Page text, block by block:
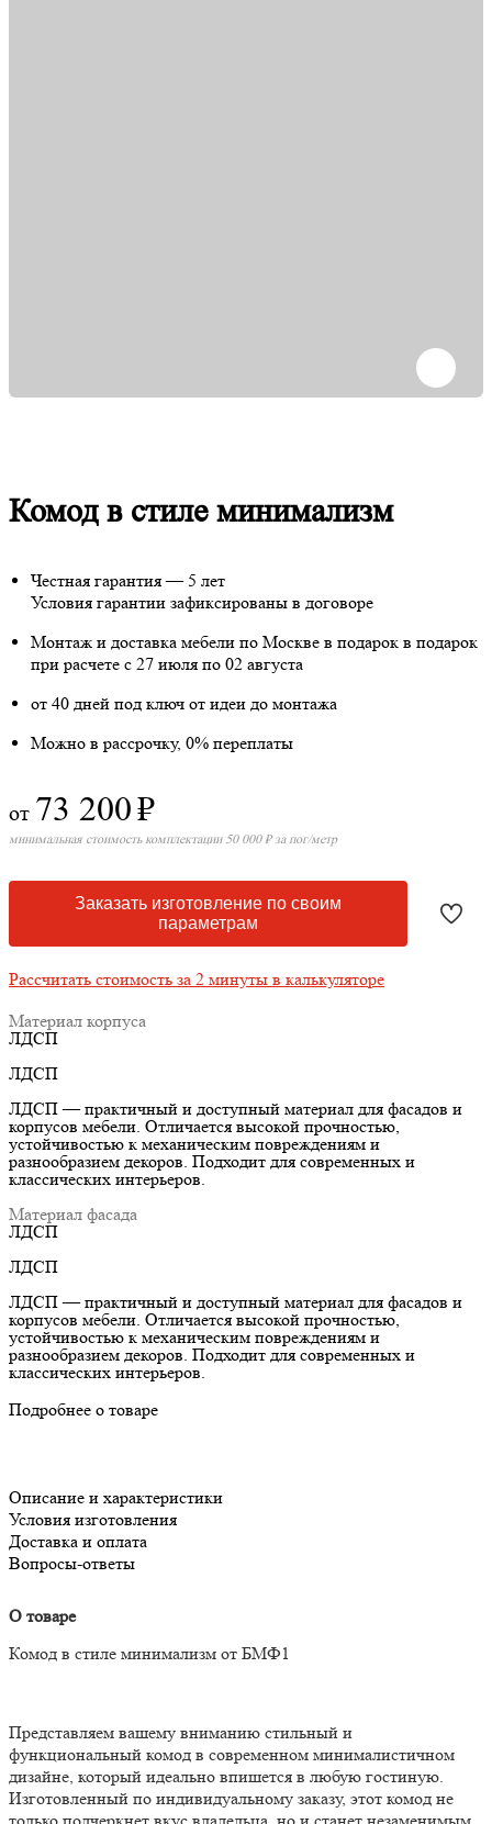
Комод в стиле минимализм
Честная гарантия — 5 лет
Условия гарантии зафиксированы в договоре
Монтаж и доставка мебели по Москве в подарок в подарок
при расчете с 27 июля по 02 августа
от 40 дней под ключ от идеи до монтажа
Можно в рассрочку, 0% переплаты
от 73 200₽
минимальная стоимость комплектации 50 000 ₽ за пог/метр
Заказать изготовление по своим
параметрам
Рассчитать стоимость за 2 минуты в калькуляторе
Материал корпуса
ЛДСП
ЛДСП
ЛДСП — практичный и доступный материал для фасадов и
корпусов мебели. Отличается высокой прочностью,
устойчивостью к механическим повреждениям и
разнообразием декоров. Подходит для современных и
классических интерьеров.
Материал фасада
ЛДСП
ЛДСП
ЛДСП — практичный и доступный материал для фасадов и
корпусов мебели. Отличается высокой прочностью,
устойчивостью к механическим повреждениям и
разнообразием декоров. Подходит для современных и
классических интерьеров.
Подробнее о товаре
Описание и характеристики
Условия изготовления
Доставка и оплата
Вопросы-ответы
О товаре
Комод в стиле минимализм от БМФ1
Представляем вашему вниманию стильный и
функциональный комод в современном минималистичном
дизайне, который идеально впишется в любую гостиную.
Изготовленный по индивидуальному заказу, этот комод не